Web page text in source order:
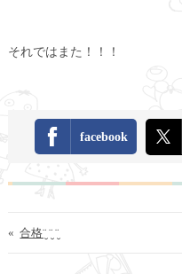
それではまた！！！
facebook
« 合格¨̮ ¨̮ ¨̮